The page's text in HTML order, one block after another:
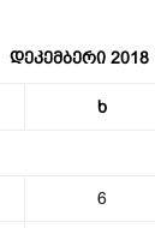
დეკემბერი 2018
ხ
6